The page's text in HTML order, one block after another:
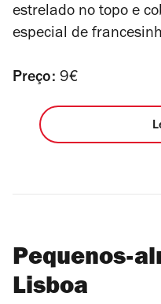
estrelado no topo e
especial de
Preço: 9€
Pequenos-
Lisboa